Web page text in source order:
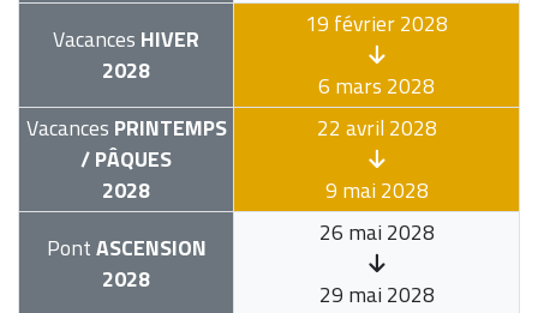
Vacances HIVER
2028
19 février 2028
6 mars 2028
Vacances PRINTEMPS
/ PÂQUES
2028
22 avril 2028
9 mai 2028
PontASCENSION
2028
26 mai 2028
29 mai 2028